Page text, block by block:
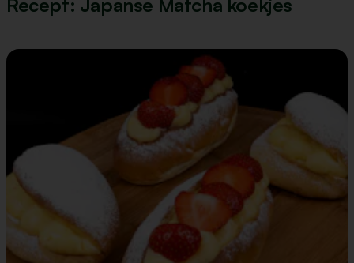
Recept: Japanse Matcha koekjes